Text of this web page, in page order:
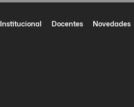
Institucional Docentes Novedades